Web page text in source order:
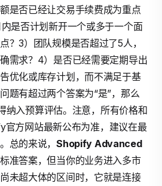
是否已经让交易手续费成为重点
是否计划新开一个或多于一个面
？3）团队规模是否超过了5人，
需求？4）是否已经需要定期导出
优化或库存计划，而不满足于基
题有超过两个答案为“是”，那么
纳入预算评估。注意，所有价格和
官方网站最新公布为准，建议在最
总的来说，Shopify Advanced
准答案，但当你的业务进入多市
未超大体的区间时，它就是连接